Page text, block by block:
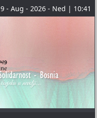
9 - Aug - 2026 - Ned | 10:41